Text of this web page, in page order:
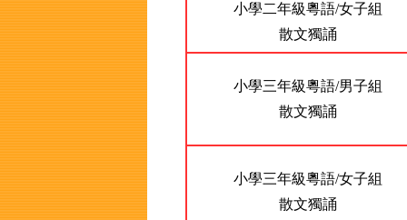
小學二年級粵語/女子組
散文獨誦
小學三年級粵語/男子組
散文獨誦
小學三年級粵語/女子組
散文獨誦